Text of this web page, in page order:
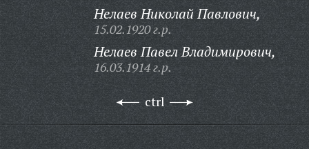
Нелаев Николай Павлович,
15.02.1920 г.р.
Нелаев Павел Владимирович,
16.03.1914 г.р.
ctrl